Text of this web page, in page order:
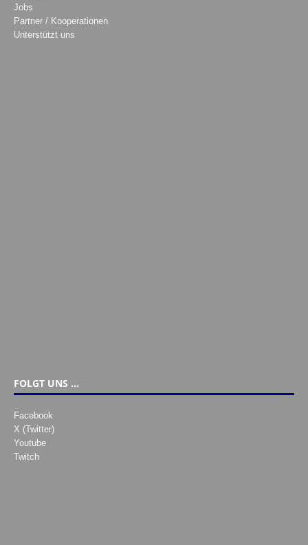
Jobs
Partner / Kooperationen
Unterstützt uns
FOLGT UNS …
Facebook
X (Twitter)
Youtube
Twitch